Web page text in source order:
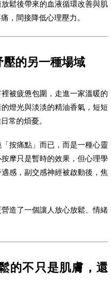
鬆後帶來的血液循環改善與肌
，間接降低心理壓力。
壓的另一種場域
被疲憊包圍，走進一家溫暖的
燈光與淡淡的精油香氣，短短
常的煩憂。
按痛點」而已，而是一種心靈
摩只是暫時的效果，但心理學
感，副交感神經被啟動後，焦
造了一個讓人放心放鬆、情緒
的不只是肌膚，還